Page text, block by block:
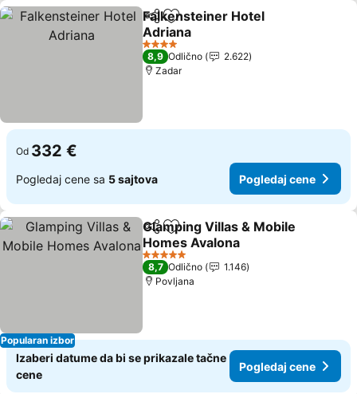
Deli Dodati u favorite
Falkensteiner Hotel
Adriana
4 Zvezdice
8,9 Odlično
2.622
Zadar
Od 332 €
Pogledaj cene sa 5 sajtova Pogledaj cene
Popularan izbor
Deli Dodati u favorite
Glamping Villas & Mobile
Homes Avalona
5 Zvezdice
8,7 Odlično
1.146
Povljana
Izaberi datume da bi se prikazale tačne
cene
Pogledaj cene